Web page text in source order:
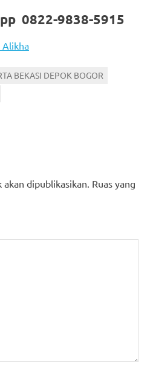
0822-9838-5915
Alikha
BEKASI DEPOK BOGOR
dipublikasikan. Ruas yang